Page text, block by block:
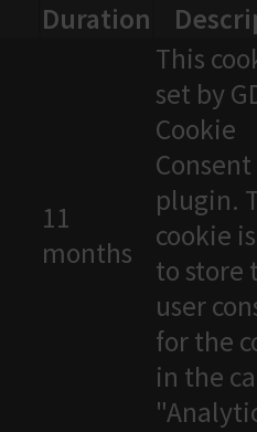
Duration
11
months
This
set by
Cookie
Consent
plugin.
cookie
to store
user
for the
in the